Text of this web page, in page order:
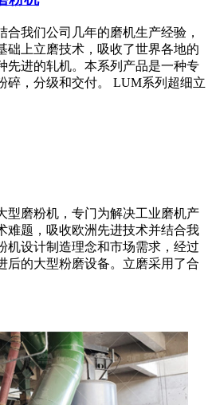
合我们公司几年的磨机生产经验，
础上立磨技术，吸收了世界各地的
先进的轧机。本系列产品是一种专
碎，分级和交付。 LUM系列超细立
型磨粉机，专门为解决工业磨机产
难题，吸收欧洲先进技术并结合我
机设计制造理念和市场需求，经过
后的大型粉磨设备。立磨采用了合